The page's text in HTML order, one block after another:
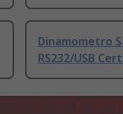
Dinamometro
RS232/USB